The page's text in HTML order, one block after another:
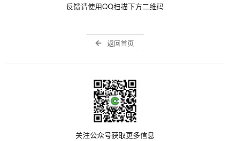
反馈请使用QQ扫描下方二维码
返回首页
关注公众号获取更多信息